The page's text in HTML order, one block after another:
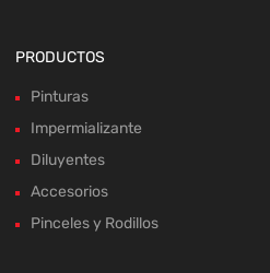
PRODUCTOS
Pinturas
Impermializante
Diluyentes
Accesorios
Pinceles y Rodillos